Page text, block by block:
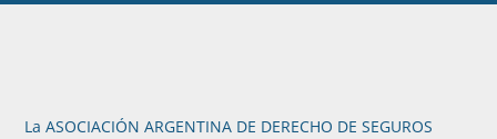
La ASOCIACIÓN ARGENTINA DE DERECHO DE SEGUROS